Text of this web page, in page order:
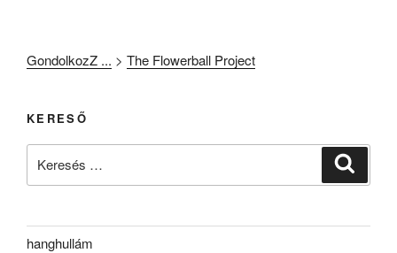
GondolkozZ ... > The Flowerball Project
KERESŐ
hanghullám